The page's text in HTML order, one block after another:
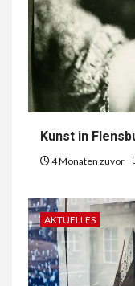
Kunst in
4 Monaten zuvor
AKTUELLES